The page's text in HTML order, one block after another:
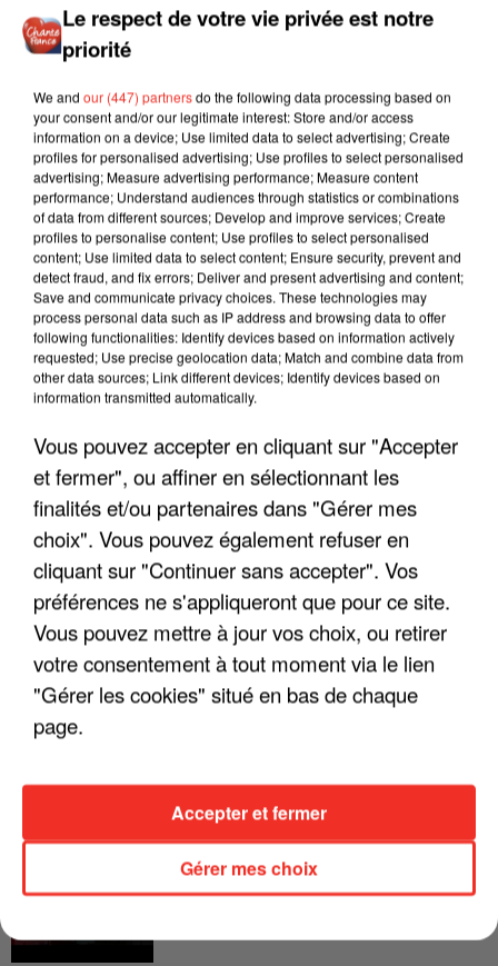
LES INTERVIEWS CHANTE
FRANCE
Voir plus
"JE SUIS À DISPOSITION DES
ENFOIRÉS"
"ON A TOUS LE TRAC"
"ON N'EST PAS DES PARENTS
Le respect de votre vie privée est notre
priorité
We and our (447) partnersdo the following data processing based on
your consent and/or our legitimate interest: Store and/or access
information on a device; Use limited data to select advertising; Create
profiles for personalised advertising; Use profiles to select personalised
advertising; Measure advertising performance; Measure content
performance; Understand audiences through statistics or combinations
of data from different sources; Develop and improve services; Create
profiles to personalise content; Use profiles to select personalised
content; Use limited data to select content; Ensure security, prevent and
detect fraud, and fix errors; Deliver and present advertising and content;
Save and communicate privacy choices. These technologies may
process personal data such as IP address and browsing data to offer
following functionalities: Identify devices based on information actively
requested; Use precise geolocation data; Match and combine data from
other data sources; Link different devices; Identify devices based on
information transmitted automatically.
Vous pouvez accepter en cliquant sur "Accepter
et fermer", ou affiner en sélectionnant les
finalités et/ou partenaires dans "Gérer mes
choix". Vous pouvez également refuser en
cliquant sur "Continuer sans accepter". Vos
préférences ne s'appliqueront que pour ce site.
Vous pouvez mettre à jour vos choix, ou retirer
votre consentement à tout moment via le lien
"Gérer les cookies" situé en bas de chaque
page.
Gérer mes choix
Accepter et fermer